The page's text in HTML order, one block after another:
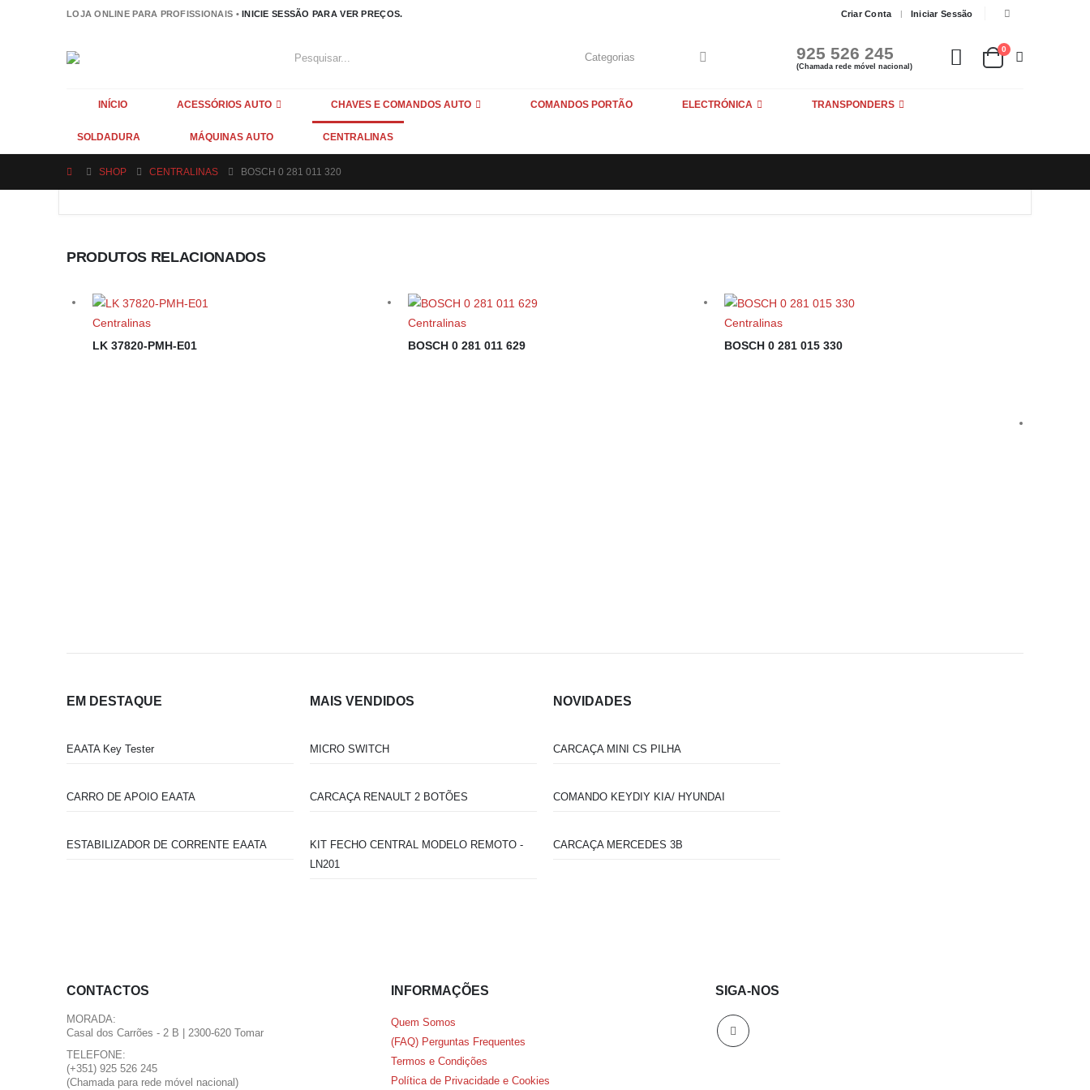
LOJA ONLINE PARA PROFISSIONAIS •INICIE SESSÃO PARA VER PREÇOS. Criar Conta Iniciar Sessão
925 526 245
(Chamada rede móvel nacional)
0
INÍCIO ACESSÓRIOS AUTO CHAVES E COMANDOS AUTO COMANDOS PORTÃO ELECTRÓNICA TRANSPONDERS
SOLDADURA MÁQUINAS AUTO CENTRALINAS
SHOP CENTRALINAS BOSCH 0 281 011 320
PRODUTOS RELACIONADOS
Centralinas
LK 37820-PMH-E01
Centralinas
BOSCH 0 281 011 629
Centralinas
BOSCH 0 281 015 330
EM DESTAQUE
EAATA Key Tester
CARRO DE APOIO EAATA
ESTABILIZADOR DE CORRENTE EAATA
MAIS VENDIDOS
MICRO SWITCH
CARCAÇA RENAULT 2 BOTÕES
KIT FECHO CENTRAL MODELO REMOTO -
LN201
NOVIDADES
CARCAÇA MINI CS PILHA
COMANDO KEYDIY KIA/ HYUNDAI
CARCAÇA MERCEDES 3B
CONTACTOS
MORADA:
Casal dos Carrões - 2 B | 2300-620 Tomar
TELEFONE:
(+351) 925 526 245
(Chamada para rede móvel nacional)
INFORMAÇÕES
Quem Somos
(FAQ) Perguntas Frequentes
Termos e Condições
Política de Privacidade e Cookies
SIGA-NOS